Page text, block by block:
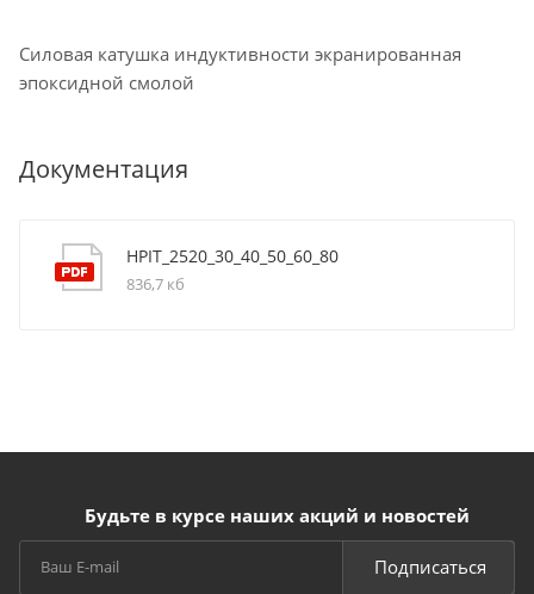
Силовая катушка индуктивности экранированная
эпоксидной смолой
Документация
HPIT_2520_30_40_50_60_80
836,7 кб
Будьте в курсе наших акций и новостей
Подписаться